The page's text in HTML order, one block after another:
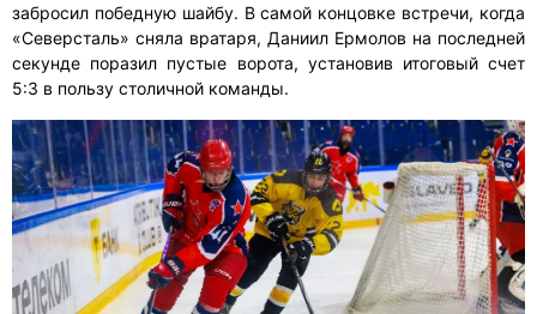
забросил победную шайбу. В самой концовке встречи, когда
«Северсталь» сняла вратаря, Даниил Ермолов на последней
секунде поразил пустые ворота, установив итоговый счет
5:3 в пользу столичной команды.